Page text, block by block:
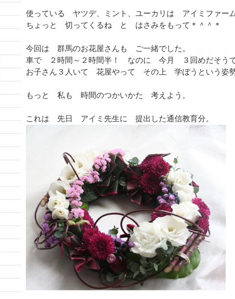
使っている ヤツデ、ミント、ユーカリは アイミファーム
ちょっと 切ってくるね と はさみをもって＊＾＾＊
今回は 群馬のお花屋さんも ご一緒でした。
車で ２時間～２時間半！ なのに 今月 ３回めだそうで
お子さん３人いて 花屋やって その上 学ぼうという姿勢
もっと 私も 時間のつかいかた 考えよう。
これは 先日 アイミ先生に 提出した通信教育分。